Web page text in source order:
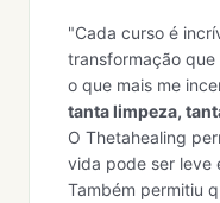
"Cada curso é
transformação
o que mais me
tanta limpeza,
O Thetahealing
vida pode ser leve
Também permitiu